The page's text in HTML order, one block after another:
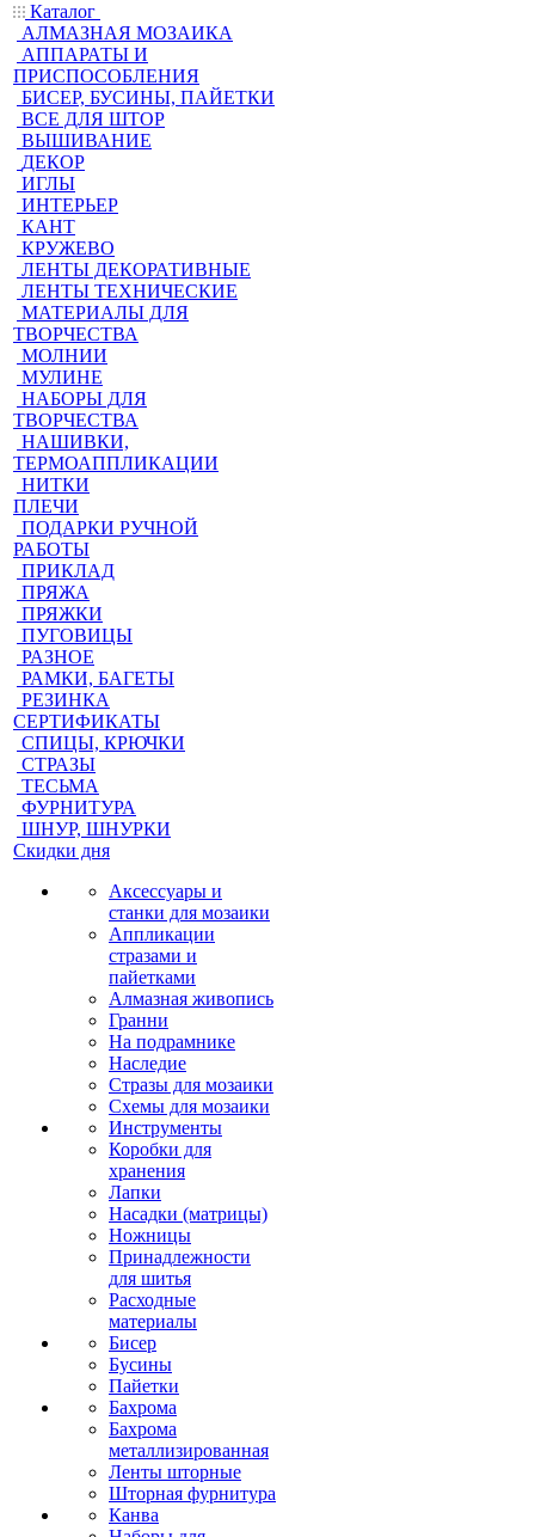
Каталог
АЛМАЗНАЯ МОЗАИКА
АППАРАТЫ И
ПРИСПОСОБЛЕНИЯ
БИСЕР, БУСИНЫ, ПАЙЕТКИ
ВСЕ ДЛЯ ШТОР
ВЫШИВАНИЕ
ДЕКОР
ИГЛЫ
ИНТЕРЬЕР
КАНТ
КРУЖЕВО
ЛЕНТЫ ДЕКОРАТИВНЫЕ
ЛЕНТЫ ТЕХНИЧЕСКИЕ
МАТЕРИАЛЫ ДЛЯ
ТВОРЧЕСТВА
МОЛНИИ
МУЛИНЕ
НАБОРЫ ДЛЯ
ТВОРЧЕСТВА
НАШИВКИ,
ТЕРМОАППЛИКАЦИИ
НИТКИ
ПЛЕЧИ
ПОДАРКИ РУЧНОЙ
РАБОТЫ
ПРИКЛАД
ПРЯЖА
ПРЯЖКИ
ПУГОВИЦЫ
РАЗНОЕ
РАМКИ, БАГЕТЫ
РЕЗИНКА
СЕРТИФИКАТЫ
СПИЦЫ, КРЮЧКИ
СТРАЗЫ
ТЕСЬМА
ФУРНИТУРА
ШНУР, ШНУРКИ
Скидки дня
Аксессуары и
станки для мозаики
Аппликации
стразами и
пайетками
Алмазная живопись
Гранни
На подрамнике
Наследие
Стразы для мозаики
Схемы для мозаики
Инструменты
Коробки для
хранения
Лапки
Насадки (матрицы)
Ножницы
Принадлежности
для шитья
Расходные
материалы
Бисер
Бусины
Пайетки
Бахрома
Бахрома
металлизированная
Ленты шторные
Шторная фурнитура
Канва